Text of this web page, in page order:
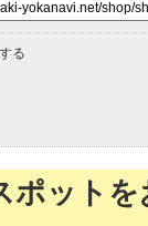
る
ポット